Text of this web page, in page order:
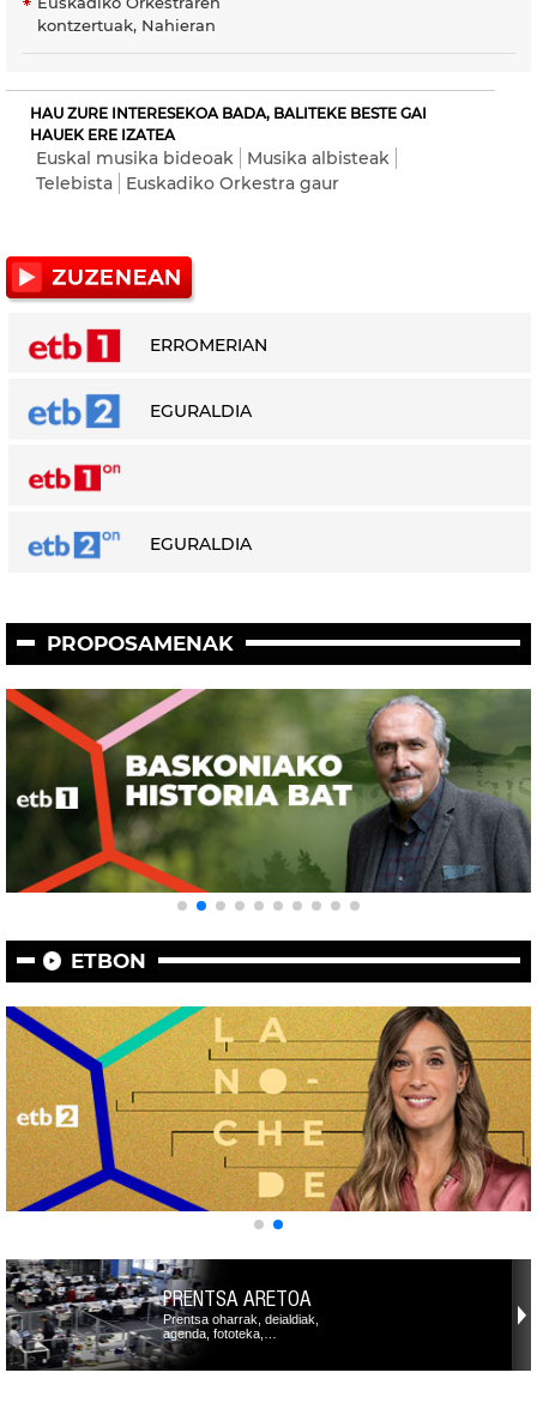
kontzertuak, Nahieran
HAU ZURE INTERESEKOA BADA, BALITEKE BESTE GAI
HAUEK ERE IZATEA
Euskal musika bideoak
Musika albisteak
Telebista
Euskadiko Orkestra gaur
ERROMERIAN
EGURALDIA
EGURALDIA
PROPOSAMENAK
ETBON
PRENTSA ARETOA
Prentsa oharrak, deialdiak,
agenda, fototeka,…